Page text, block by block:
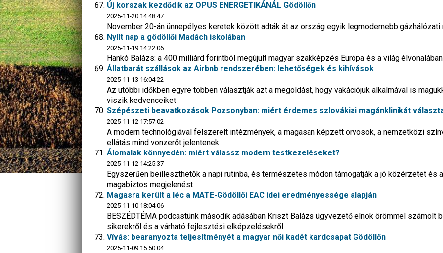
Új korszak kezdődik az OPUS ENERGETIKÁNÁL Gödöllőn
2025-11-20 14:48:47
November 20-án ünnepélyes keretek között adták át az ország egyik legmodernebb gázhálózati
Nyílt nap a gödöllői Madách iskolában
2025-11-19 14:22:06
Hankó Balázs: a 400 milliárd forintból megújult magyar szakképzés Európa és a világ
Állatbarát szállások az Airbnb rendszerében: lehetőségek és kihívások
2025-11-13 16:04:22
Az utóbbi időkben egyre többen választják azt a megoldást, hogy vakációjuk alkalmával is
viszik kedvenceiket
Szépészeti beavatkozások Pozsonyban: miért érdemes szlovákiai magánklinikát
2025-11-12 17:57:02
A modern technológiával felszerelt intézmények, a magasan képzett orvosok, a nemzetközi
ellátás mind vonzerőt jelentenek
Álomalak könnyedén: miért válassz modern testkezeléseket?
2025-11-12 14:25:37
Egyszerűen beilleszthetők a napi rutinba, és természetes módon támogatják a jó közérzetet és a
magabiztos megjelenést
Magasra került a léc a MATE-Gödöllői EAC idei eredményessége alapján
2025-11-10 18:04:06
BESZÉDTÉMA podcastünk második adásában Kriszt Balázs ügyvezető elnök örömmel számolt
sikerekről és a várható fejlesztési elképzelésekről
Vívás: bearanyozta teljesítményét a magyar női kadét kardcsapat Gödöllőn
2025-11-09 15:50:04